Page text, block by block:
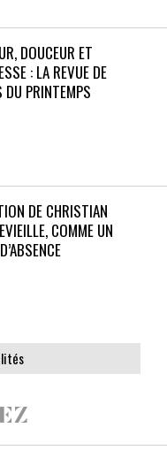
DOUCEUR ET
: LA REVUE DE
DU PRINTEMPS
DE CHRISTIAN
COMME UN